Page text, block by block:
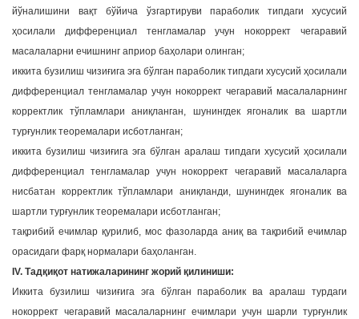
йўналишини вақт бўйича ўзгартируви параболик типдаги хусусий
ҳосилали дифференциал тенгламалар учун нокоррект чегаравий
масалаларни ечишнинг априор баҳолари олинган;
иккита бузилиш чизиғига эга бўлган параболик типдаги хусусий ҳосилали
дифференциал тенгламалар учун нокоррект чегаравий масалаларнинг
корректлик тўпламлари аниқланган, шунингдек ягоналик ва шартли
турғунлик теоремалари исботланган;
иккита бузилиш чизиғига эга бўлган аралаш типдаги хусусий ҳосилали
дифференциал тенгламалар учун нокоррект чегаравий масалаларга
нисбатан корректлик тўпламлари аниқланди, шунингдек ягоналик ва
шартли турғунлик теоремалари исботланган;
тақрибий ечимлар қурилиб, мос фазоларда аниқ ва тақрибий ечимлар
орасидаги фарқ нормалари баҳоланган.
IV. Тадқиқот натижаларининг жорий қилиниши:
Иккита бузилиш чизиғига эга бўлган параболик ва аралаш турдаги
нокоррект чегаравий масалаларнинг ечимлари учун шарли турғунлик